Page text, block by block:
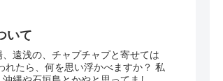
いて
遠浅の、チャプチャプと寄せては
たら、何を思い浮かべますか？ 私